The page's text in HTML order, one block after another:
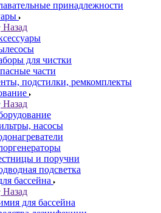
принадлежности
Назад
для чистки
части
подстилки, ремкомплекты
Назад
насосы
и поручни
подсветка
бассейна
Назад
для бассейна